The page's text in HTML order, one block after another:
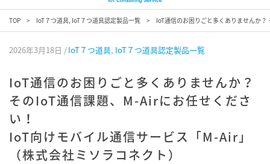
TOP IoT７つ道具, IoT７つ道具認定製品一覧 IoT通信のお困りごと多くありませんか
2026年3月18日 IoT７つ道具, IoT７つ道具認定製品一覧
IoT通信のお困りごと多くありませんか？
そのIoT通信課題、M-Airにお任せくださ
い！
IoT向けモバイル通信サービス「M-Air」
（株式会社ミソラコネクト）